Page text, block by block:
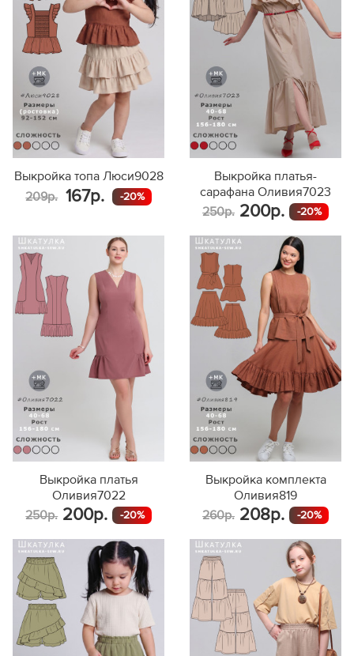
Выкройка топа Люси9028
209р.
167р. -20%
Выкройка платья-
сарафана Оливия7023
250р. 200р. -20%
Выкройка платья
Оливия7022
250р. 200р. -20%
Выкройка комплекта
Оливия819
260р. 208р. -20%